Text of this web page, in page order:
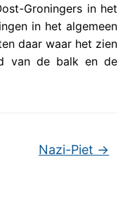
Groningers in het
in het algemeen
daar waar het zien
van de balk en de
Nazi-Piet →